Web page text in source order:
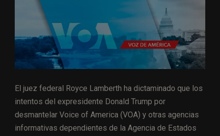
El juez federal Royce Lamberth ha dictaminado que los
intentos del expresidente Donald Trump por
desmantelar Voice of America (VOA) y otras agencias
informativas dependientes de la Agencia de Estados